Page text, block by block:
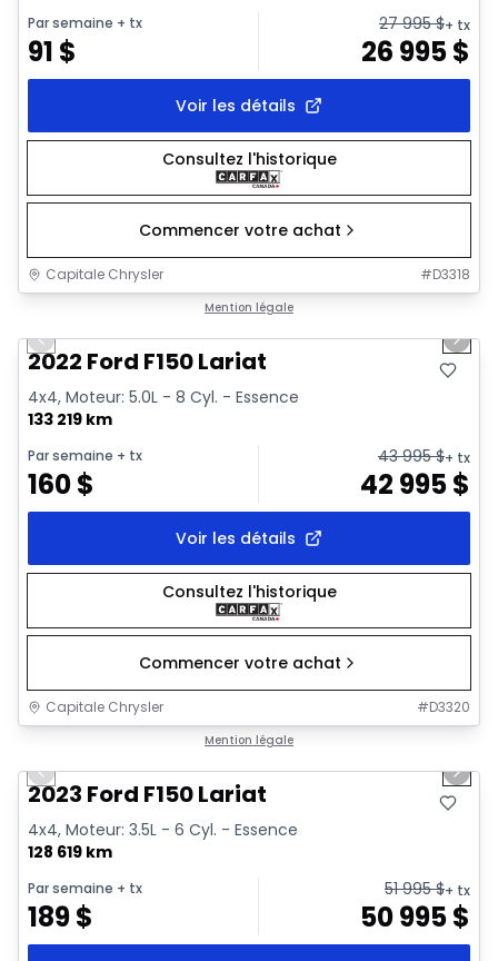
Par semaine + tx
91 $
27 995$+ tx
26 995$
Voir les détails
Consultez l'historique
Commencer votre achat
Capitale Chrysler #D3318
Mention légale
Previous slide Next
2022 Ford F150 Lariat
4x4, Moteur: 5.0L - 8 Cyl. - Essence
133 219 km
Par semaine + tx
160$
43 995$+ tx
42 995$
Voir les détails
Consultez l'historique
Commencer votre achat
Capitale Chrysler #D3320
Mention légale
Previous slide Next
2023 Ford F150 Lariat
4x4, Moteur: 3.5L - 6 Cyl. - Essence
128 619 km
Par semaine + tx
189$
51 995$+ tx
50 995$